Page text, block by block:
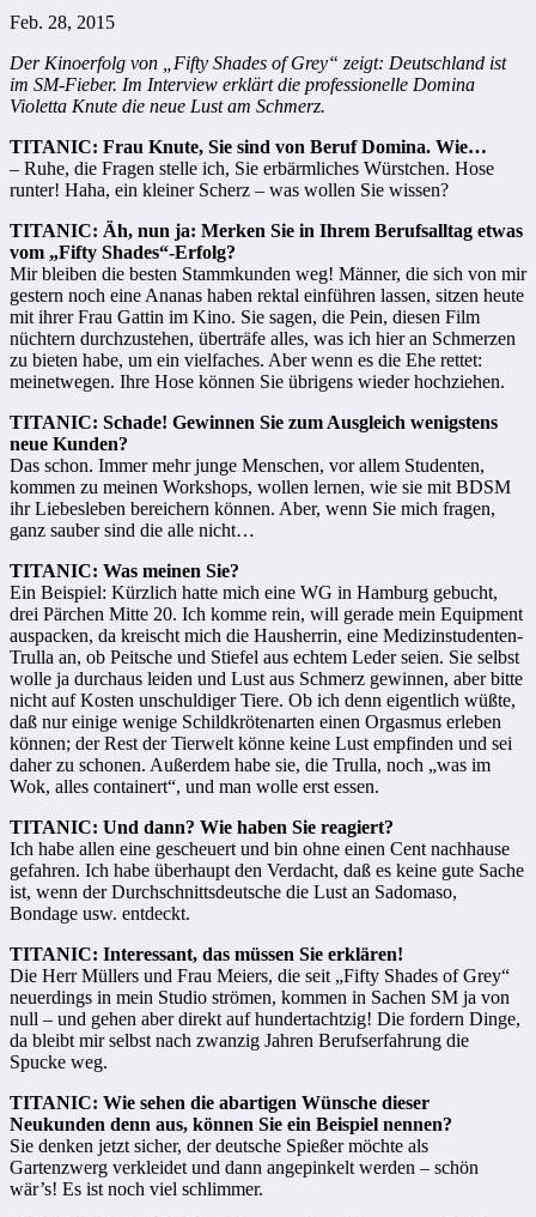
Feb. 28, 2015
Der Kinoerfolg von „Fifty Shades of Grey“ zeigt: Deutschland ist
im SM-Fieber. Im Interview erklärt die professionelle Domina
Violetta Knute die neue Lust am Schmerz.
TITANIC: Frau Knute, Sie sind von Beruf Domina. Wie…
– Ruhe, die Fragen stelle ich, Sie erbärmliches Würstchen. Hose
runter! Haha, ein kleiner Scherz – was wollen Sie wissen?
TITANIC: Äh, nun ja: Merken Sie in Ihrem Berufsalltag etwas
vom „Fifty Shades“-Erfolg?
Mir bleiben die besten Stammkunden weg! Männer, die sich von mir
gestern noch eine Ananas haben rektal einführen lassen, sitzen heute
mit ihrer Frau Gattin im Kino. Sie sagen, die Pein, diesen Film
nüchtern durchzustehen, überträfe alles, was ich hier an Schmerzen
zu bieten habe, um ein vielfaches. Aber wenn es die Ehe rettet:
meinetwegen. Ihre Hose können Sie übrigens wieder hochziehen.
TITANIC: Schade! Gewinnen Sie zum Ausgleich wenigstens
neue Kunden?
Das schon. Immer mehr junge Menschen, vor allem Studenten,
kommen zu meinen Workshops, wollen lernen, wie sie mit BDSM
ihr Liebesleben bereichern können. Aber, wenn Sie mich fragen,
ganz sauber sind die alle nicht…
TITANIC: Was meinen Sie?
Ein Beispiel: Kürzlich hatte mich eine WG in Hamburg gebucht,
drei Pärchen Mitte 20. Ich komme rein, will gerade mein Equipment
auspacken, da kreischt mich die Hausherrin, eine Medizinstudenten-
Trulla an, ob Peitsche und Stiefel aus echtem Leder seien. Sie selbst
wolle ja durchaus leiden und Lust aus Schmerz gewinnen, aber bitte
nicht auf Kosten unschuldiger Tiere. Ob ich denn eigentlich wüßte,
daß nur einige wenige Schildkrötenarten einen Orgasmus erleben
können; der Rest der Tierwelt könne keine Lust empfinden und sei
daher zu schonen. Außerdem habe sie, die Trulla, noch „was im
Wok, alles containert“, und man wolle erst essen.
TITANIC: Und dann? Wie haben Sie reagiert?
Ich habe allen eine gescheuert und bin ohne einen Cent nachhause
gefahren. Ich habe überhaupt den Verdacht, daß es keine gute Sache
ist, wenn der Durchschnittsdeutsche die Lust an Sadomaso,
Bondage usw. entdeckt.
TITANIC: Interessant, das müssen Sie erklären!
Die Herr Müllers und Frau Meiers, die seit „Fifty Shades of Grey“
neuerdings in mein Studio strömen, kommen in Sachen SM ja von
null – und gehen aber direkt auf hundertachtzig! Die fordern Dinge,
da bleibt mir selbst nach zwanzig Jahren Berufserfahrung die
Spucke weg.
TITANIC: Wie sehen die abartigen Wünsche dieser
Neukunden denn aus, können Sie ein Beispiel nennen?
Sie denken jetzt sicher, der deutsche Spießer möchte als
Gartenzwerg verkleidet und dann angepinkelt werden – schön
wär’s! Es ist noch viel schlimmer.